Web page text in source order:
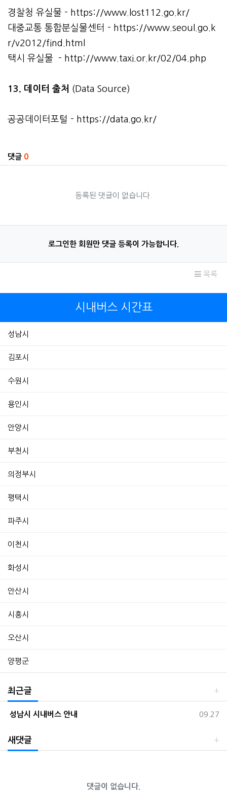
경찰청 유실물 - https://www.lost112.go.kr/
대중교통 통합분실물센터 - https://www.seoul.go.k
r/v2012/find.html
택시 유실물 - http://www.taxi.or.kr/02/04.php
13. 데이터 출처 (Data Source)
공공데이터포털 - https://data.go.kr/
댓글 0
등록된 댓글이 없습니다.
로그인한 회원만 댓글 등록이 가능합니다.
목록
시내버스 시간표
성남시
김포시
수원시
용인시
안양시
부천시
의정부시
평택시
파주시
이천시
화성시
안산시
시흥시
오산시
양평군
최근글
등록일
09.27
성남시 시내버스 안내
새댓글
댓글이 없습니다.